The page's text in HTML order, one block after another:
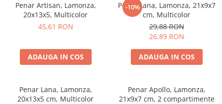
Penar Artisan, Lamonza,
20x13x5, Multicolor
45,61 RON
ADAUGA IN COS
-10%
Penar Lana, Lamonza, 21x9x7
cm, Multicolor
29,88 RON
26,89 RON
ADAUGA IN COS
Penar Lana, Lamonza,
20x13x5 cm, Multicolor
Penar Apollo, Lamonza,
21x9x7 cm, 2 compartimente